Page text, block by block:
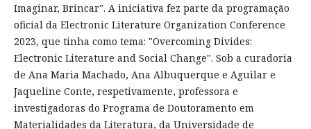
Imaginar, Brincar". A iniciativa fez parte da programação
oficial da Electronic Literature Organization Conference
2023, que tinha como tema: "Overcoming Divides:
Electronic Literature and Social Change". Sob a curadoria
de Ana Maria Machado, Ana Albuquerque e Aguilar e
Jaqueline Conte, respetivamente, professora e
investigadoras do Programa de Doutoramento em
Materialidades da Literatura, da Universidade de